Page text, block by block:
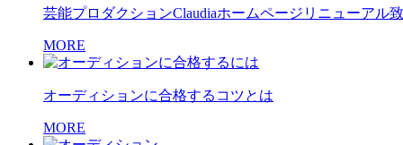
芸能プロダクションClaudiaホームページリニューアル致
MORE
オーディションに合格するコツとは
MORE